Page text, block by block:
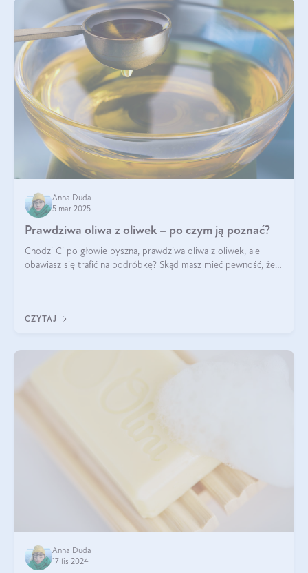
Anna Duda
5 mar 2025
Prawdziwa oliwa z oliwek – po czym ją poznać?
Chodzi Ci po głowie pyszna, prawdziwa oliwa z oliwek, ale
obawiasz się trafić na podróbkę? Skąd masz mieć pewność, że
CZYTAJ
Anna Duda
17 lis 2024